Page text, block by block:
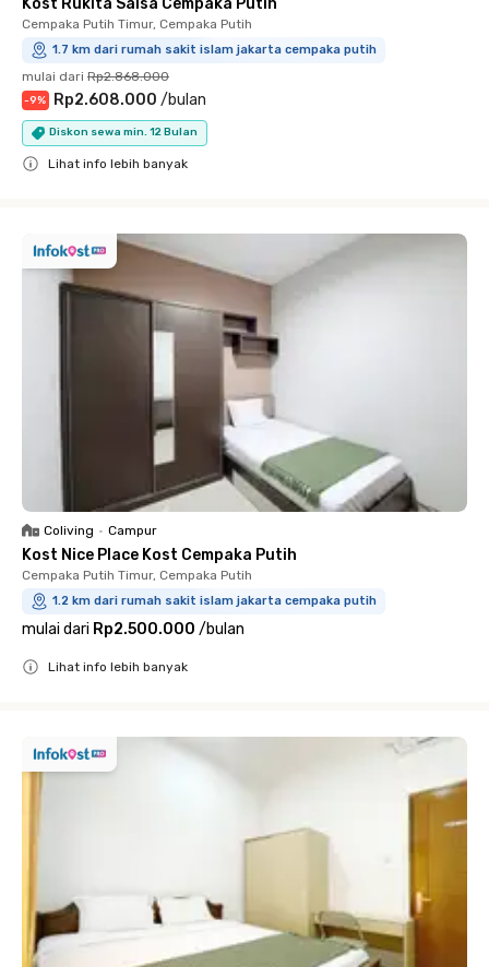
Cempaka Putih Timur, Cempaka Putih
1.7 km dari rumah sakit islam jakarta cempaka putih
mulai dari Rp2.868.000
-9% Rp2.608.000 /bulan
Diskon sewa min. 12 Bulan
Lihat info lebih banyak
Coliving • Campur
Kost Nice Place Kost Cempaka Putih
Cempaka Putih Timur, Cempaka Putih
1.2 km dari rumah sakit islam jakarta cempaka putih
mulai dari Rp2.500.000 /bulan
Lihat info lebih banyak